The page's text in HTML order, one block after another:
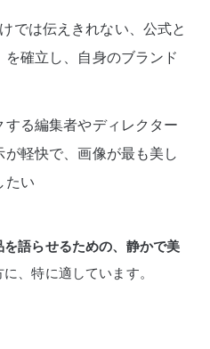
では伝えきれない、公式と
確立し、自身のブランド
る編集者やディレクター
軽快で、画像が最も美し
たい
を語らせるための、静かで美
、特に適しています。